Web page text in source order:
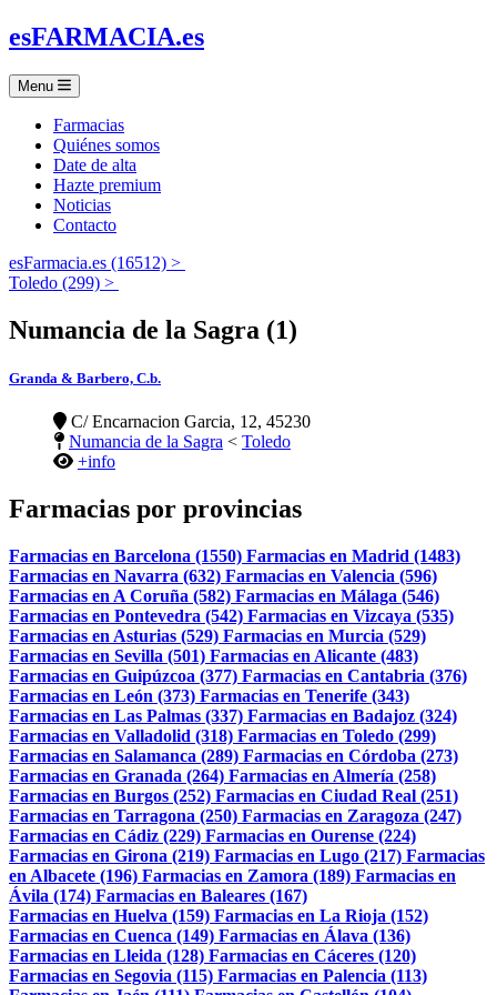
esFARMACIA.es
Menu
Farmacias
Quiénes somos
Date de alta
Hazte premium
Noticias
Contacto
esFarmacia.es (16512) >
Toledo (299) >
Numancia de la Sagra (1)
Granda & Barbero, C.b.
C/ Encarnacion Garcia, 12, 45230
Numancia de la Sagra < Toledo
+info
Farmacias por provincias
Farmacias en Barcelona (1550) Farmacias en Madrid (1483)
Farmacias en Navarra (632) Farmacias en Valencia (596)
Farmacias en A Coruña (582) Farmacias en Málaga (546)
Farmacias en Pontevedra (542) Farmacias en Vizcaya (535)
Farmacias en Asturias (529) Farmacias en Murcia (529)
Farmacias en Sevilla (501) Farmacias en Alicante (483)
Farmacias en Guipúzcoa (377) Farmacias en Cantabria (376)
Farmacias en León (373) Farmacias en Tenerife (343)
Farmacias en Las Palmas (337) Farmacias en Badajoz (324)
Farmacias en Valladolid (318) Farmacias en Toledo (299)
Farmacias en Salamanca (289) Farmacias en Córdoba (273)
Farmacias en Granada (264) Farmacias en Almería (258)
Farmacias en Burgos (252) Farmacias en Ciudad Real (251)
Farmacias en Tarragona (250) Farmacias en Zaragoza (247)
Farmacias en Cádiz (229) Farmacias en Ourense (224)
Farmacias en Girona (219) Farmacias en Lugo (217) Farmacias
en Albacete (196) Farmacias en Zamora (189) Farmacias en
Ávila (174) Farmacias en Baleares (167)
Farmacias en Huelva (159) Farmacias en La Rioja (152)
Farmacias en Cuenca (149) Farmacias en Álava (136)
Farmacias en Lleida (128) Farmacias en Cáceres (120)
Farmacias en Segovia (115) Farmacias en Palencia (113)